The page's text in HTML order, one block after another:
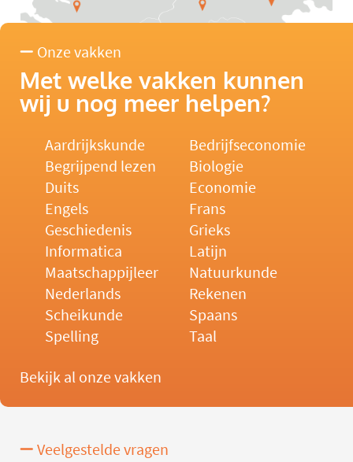
Onze vakken
Met welke vakken kunnen
wij u nog meer helpen?
Aardrijkskunde
Bedrijfseconomie
Begrijpend lezen
Biologie
Duits
Economie
Engels
Frans
Geschiedenis
Grieks
Informatica
Latijn
Maatschappijleer
Natuurkunde
Nederlands
Rekenen
Scheikunde
Spaans
Spelling
Taal
Bekijk al onze vakken
Veelgestelde vragen